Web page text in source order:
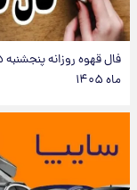
ماه ۱۴۰۵